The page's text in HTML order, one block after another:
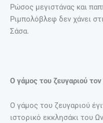
Ρώσος μεγιστάνας και
Ριμπολόβλεφ δεν χάνει
Σάσα.
Ο γάμος του ζευγαριού
Ο γάμος του ζευγαριού
ιστορικό εκκλησάκι του